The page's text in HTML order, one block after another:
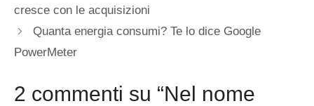
cresce con le acquisizioni
Quanta energia consumi? Te lo dice Google
PowerMeter
2 commenti su “Nel nome